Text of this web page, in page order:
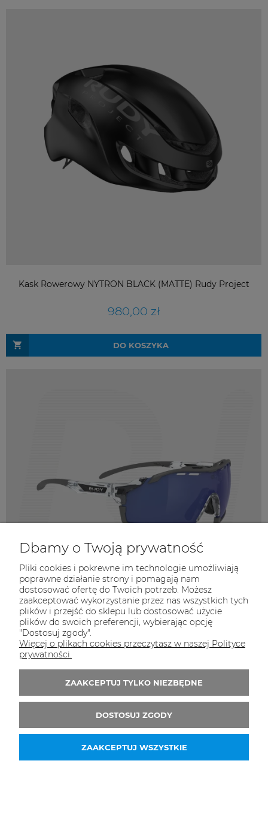
Kask Rowerowy NYTRON BLACK (MATTE) Rudy Project
980,00 zł
DO KOSZYKA
Okulary Rudy Project CUTLINE CRYSTAL GLOSS - Multilaser
980,00 zł
Dbamy o Twoją prywatność
Pliki cookies i pokrewne im technologie umożliwiają
poprawne działanie strony i pomagają nam
dostosować ofertę do Twoich potrzeb. Możesz
zaakceptować wykorzystanie przez nas wszystkich tych
plików i przejść do sklepu lub dostosować użycie
plików do swoich preferencji, wybierając opcję
"Dostosuj zgody".
Więcej o plikach cookies przeczytasz w naszej Polityce
prywatności.
ZAAKCEPTUJ TYLKO NIEZBĘDNE
DOSTOSUJ ZGODY
ZAAKCEPTUJ WSZYSTKIE